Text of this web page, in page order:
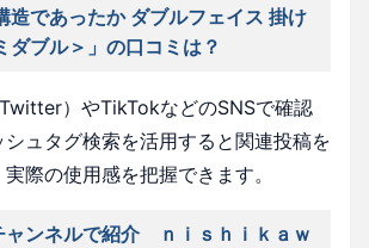
造であったか ダブルフェイス 掛け
ダブル＞」の口コミは？
）やTikTokなどのSNSで確認
ュタグ検索を活用すると関連投稿を
際の使用感を把握できます。
ャンネルで紹介 ｎｉｓｈｉｋａｗ